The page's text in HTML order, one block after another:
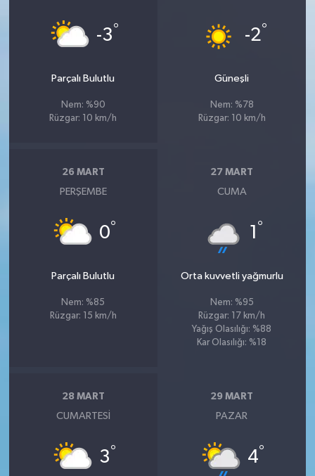
-3°
Parçalı Bulutlu
Nem: %90
Rüzgar: 10 km/h
-2°
Güneşli
Nem: %78
Rüzgar: 10 km/h
26 MART
PERŞEMBE
0°
Parçalı Bulutlu
Nem: %85
Rüzgar: 15 km/h
27 MART
CUMA
1 °
Orta kuvvetli yağmurlu
Nem: %95
Rüzgar: 17 km/h
Yağış Olasılığı: %88
Kar Olasılığı: %18
28 MART
CUMARTESI
3°
29 MART
PAZAR
4°